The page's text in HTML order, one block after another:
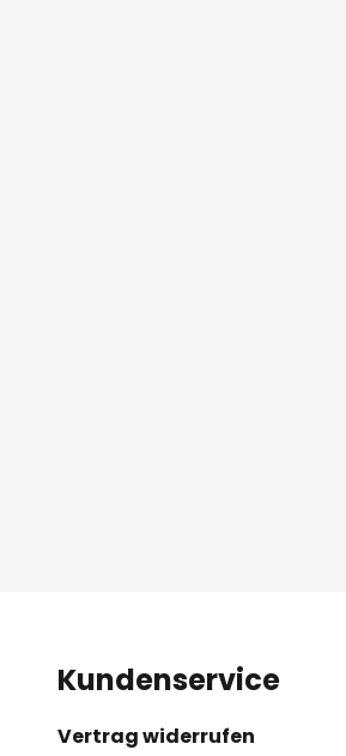
Kundenservice
Vertrag widerrufen